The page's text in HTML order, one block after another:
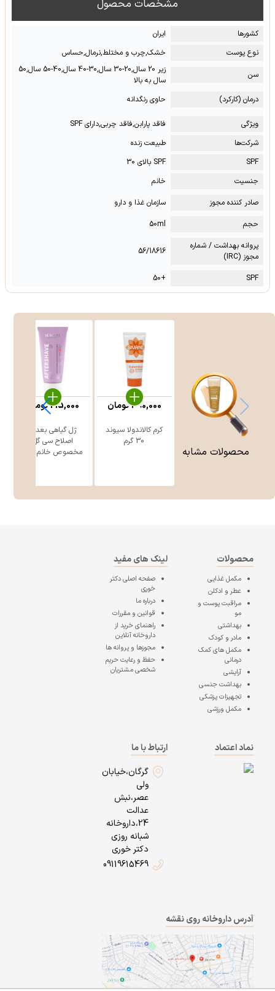
مشخصات محصول
کشور‌ها
ایران
نوع پوست
خشک,چرب و مختلط,نرمال,حساس
سن
زیر 20 سال,20-30 سال,30-40 سال,40-50 سال,50
سال به بالا
درمان (کارکرد)
حاوی رنگدانه
ویژگی
فاقد پارابن,فاقد چربی,دارای SPF
شرکت‌ها
طبیعت زنده
SPF
SPF بالای 30
جنسیت
خانم
صادر کننده مجوز
سازمان غذا و دارو
حجم
50ml
پروانه بهداشت / شماره
مجوز (IRC)
56/18616
SPF
+50
محصولات مشابه
کرم کالاندولا سیوند
30 گرم
390,000تومان
ژل گیاهی بعد از
اصلاح سی گل
مخصوص خانم ه ...
215,000تومان
محصولات
مکمل غذایی
عطر و ادکلن
مراقبت پوست و
مو
بهداشتی
مادر و کودک
مکمل های کمک
درمانی
آرایشی
بهداشت جنسی
تجهیزات پزشکی
مکمل ورزشی
لینک های مفید
صفحه اصلیدکتر
خوری
درباره ما
قوانین و مقررات
راهنمای خرید از
داروخانه آنلاین
مجوزها و پروانه ها
حفظ و رعایت حریم
شخصی مشتریان
نماد اعتماد
ارتباط با ما
گرگان،خیابان
ولی
عصر،نبش
عدالت
24،داروخانه
شبانه روزی
دکتر خوری
09119615469
آدرس داروخانه روی نقشه